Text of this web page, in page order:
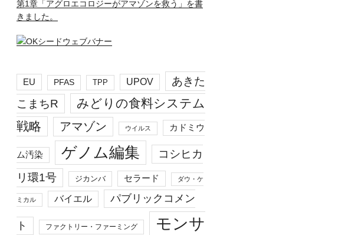
第1章「アグロエコロジーがアマゾンを救う」を書
きました。
EU PFAS TPP UPOV
あきた
こまちR
みどりの食料システム
戦略
アマゾン ウイルス カドミウ
ム汚染 ゲノム編集
コシヒカ
リ環1号
ジカンバ セラード ダウ・ケ
ミカル バイエル パブリックコメン
ト ファクトリー・ファーミング
モンサ